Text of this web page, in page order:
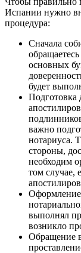
Испании нужно
процедура:
Сначала
основных
будет
Подготовка
важно
нотариуса.
стороны,
необходим
том случае,
Оформление
выполнял
возникло
Обращение